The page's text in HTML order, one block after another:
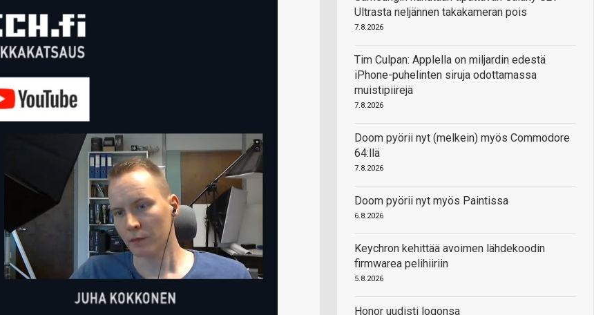
Ultrasta neljännen takakameran pois
7.8.2026
Tim Culpan: Applella on miljardin edestä
iPhone-puhelinten siruja odottamassa
muistipiirejä
7.8.2026
Doom pyörii nyt (melkein) myös Commodore
64:llä
7.8.2026
Doom pyörii nyt myös Paintissa
6.8.2026
Keychron kehittää avoimen lähdekoodin
firmwarea pelihiiriin
5.8.2026
Honor uudisti logonsa